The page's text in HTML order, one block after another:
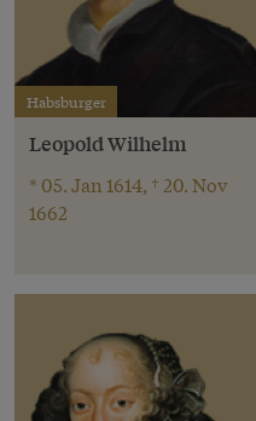
Habsburger
Leopold Wilhelm
* 05. Jan 1614, † 20. Nov
1662